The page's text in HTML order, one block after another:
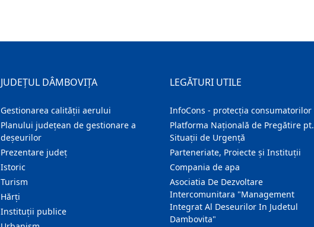
JUDEȚUL DÂMBOVIȚA
Gestionarea calității aerului
Planului județean de gestionare a
deșeurilor
Prezentare judeţ
Istoric
Turism
Hărţi
Instituţii publice
LEGĂTURI UTILE
InfoCons - protecția consumatorilor
Platforma Națională de Pregătire pt.
Situații de Urgență
Parteneriate, Proiecte și Instituții
Compania de apa
Asociatia De Dezvoltare
Intercomunitara "Management
Integrat Al Deseurilor In Judetul
Dambovita"